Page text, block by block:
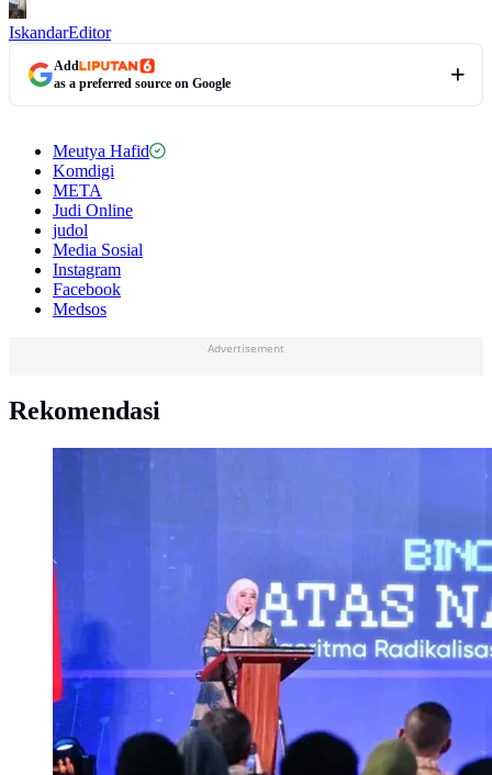
IskandarEditor
Add
as a preferred source on Google
Meutya Hafid
Komdigi
META
Judi Online
judol
Media Sosial
Instagram
Facebook
Medsos
Advertisement
Rekomendasi